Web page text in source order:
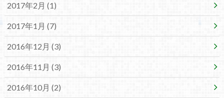
2017年2月 (1)
2017年1月 (7)
2016年12月 (3)
2016年11月 (3)
2016年10月 (2)